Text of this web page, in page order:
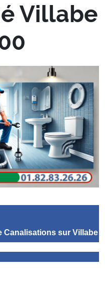
Villabe
Canalisations sur Villabe